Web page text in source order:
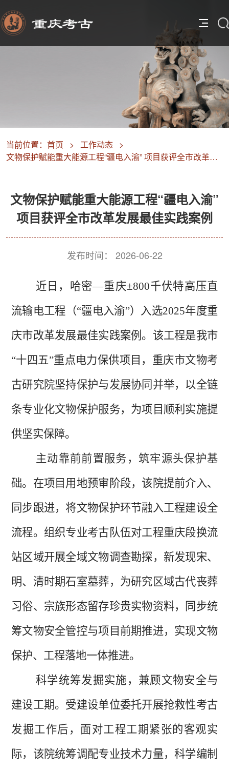
当前位置： 首页 > 工作动态 >
文物保护赋能重大能源工程“疆电入渝” 项目获评全市改革发展最佳实践案例
文物保护赋能重大能源工程“疆电入渝”
项目获评全市改革发展最佳实践案例
发布时间： 2026-06-22
近日，哈密—重庆±800千伏特高压直
流输电工程（“疆电入渝”）入选2025年度重
庆市改革发展最佳实践案例。该工程是我市
“十四五”重点电力保供项目，重庆市文物考
古研究院坚持保护与发展协同并举，以全链
条专业化文物保护服务，为项目顺利实施提
供坚实保障。
主动靠前前置服务，筑牢源头保护基
础。在项目用地预审阶段，该院提前介入、
同步跟进，将文物保护环节融入工程建设全
流程。组织专业考古队伍对工程重庆段换流
站区域开展全域文物调查勘探，新发现宋、
明、清时期石室墓葬，为研究区域古代丧葬
习俗、宗族形态留存珍贵实物资料，同步统
筹文物安全管控与项目前期推进，实现文物
保护、工程落地一体推进。
科学统筹发掘实施，兼顾文物安全与
建设工期。受建设单位委托开展抢救性考古
发掘工作后，面对工程工期紧张的客观实
际，该院统筹调配专业技术力量，科学编制